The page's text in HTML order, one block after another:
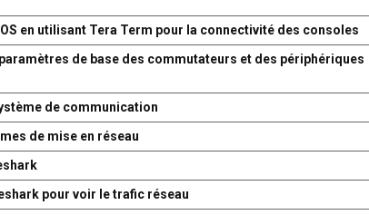
en utilisant Tera Term pour la connectivité des consoles
de base des commutateurs et des périphériques
de communication
de mise en réseau
pour voir le trafic réseau